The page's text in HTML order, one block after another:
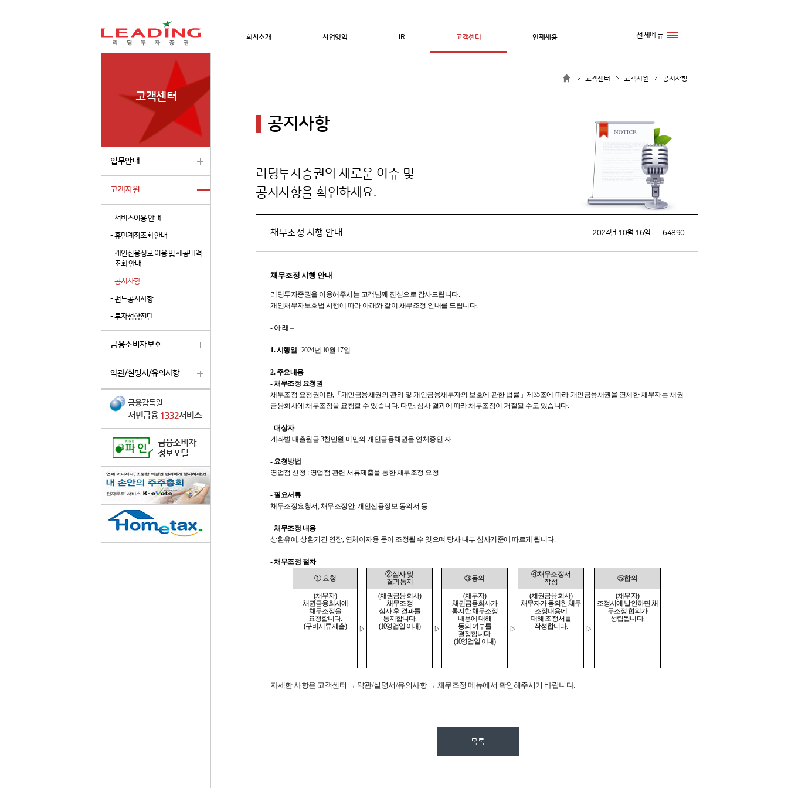
회사소개 사업영역 IR 고객센터 인재채용 전체메뉴
고객센터 고객지원 공지사항
고객센터
업무안내
고객지원
-서비스이용 안내
-휴면계좌조회 안내
-개인신용정보 이용 및 제공내역
조회 안내
-공지사항
-펀드공지사항
-투자성향진단
금융소비자보호
약관/설명서/유의사항
공지사항
리딩투자증권의 새로운 이슈 및
공지사항을 확인하세요.
채무조정 시행 안내 2024년 10월 16일 64890
채무조정 시행 안내
리딩투자증권을 이용해주시는 고객님께 진심으로 감사드립니다.
개인채무자보호법 시행에 따라 아래와 같이 채무조정 안내를 드립니다.
- 아 래 –
1.시행일 : 2024년 10월 17일
2. 주요내용
-채무조정 요청권
채무조정 요청권이란,「 개인금융채권의 관리 및 개인금융채무자의 보호에 관한 법률 」제 35조에 따라 개인금융채권을 연체한 채무자는 채권
금융회사에 채무조정을 요청할 수 있습니다. 다만,심사 결과에 따라 채무조정이 거절될 수도 있습니다.
-대상자
계좌별 대출원금 3천만원 미만의 개인금융채권을 연체중인 자
- 요청방법
영업점 신청 : 영업점 관련 서류제출을 통한 채무조정 요청
- 필요서류
채무조정요청서, 채무조정안,개인신용정보 동의서 등
-채무조정 내용
상환유예 ,상환기간 연장, 연체이자융 등이 조정될 수 잇으며 당사 내부 심사기준에 따르게 됩니다.
-채무조정 절차
① 요청 ②심사 및
결과통지
③동의 ④채무조정서
작성
⑤합의
(채무자)
채권금융회사에
채무조정을
요청합니다.
(구비서류 제출) ▷
(채권금융회사)
채무조정
심사 후 결과를
통지합니다.
(10영업일 이내) ▷
(채무자)
채권금융회사가
통지한 채무조정
내용에 대해
동의 여부를
결정합니다.
(10영업일 이내)
▷
(채권금융회사)
채무자가 동의한 채무
조정내용에
대해 조정서를
작성합니다. ▷
(채무자)
조정서에 날인하면 채
무조정 합의가
성립됩니다.
자세한 사항은 고객센터 → 약관/설명서/유의사항 → 채무조정 메뉴에서 확인해주시기 바랍니다.
목록